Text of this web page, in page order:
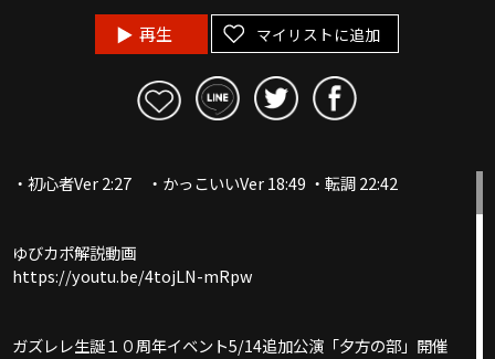
再生 マイリストに追加
・初心者Ver 2:27 ・かっこいいVer 18:49 ・転調 22:42
ゆびカポ解説動画
https://youtu.be/4tojLN-mRpw
ガズレレ生誕１０周年イベント5/14追加公演「夕方の部」開催